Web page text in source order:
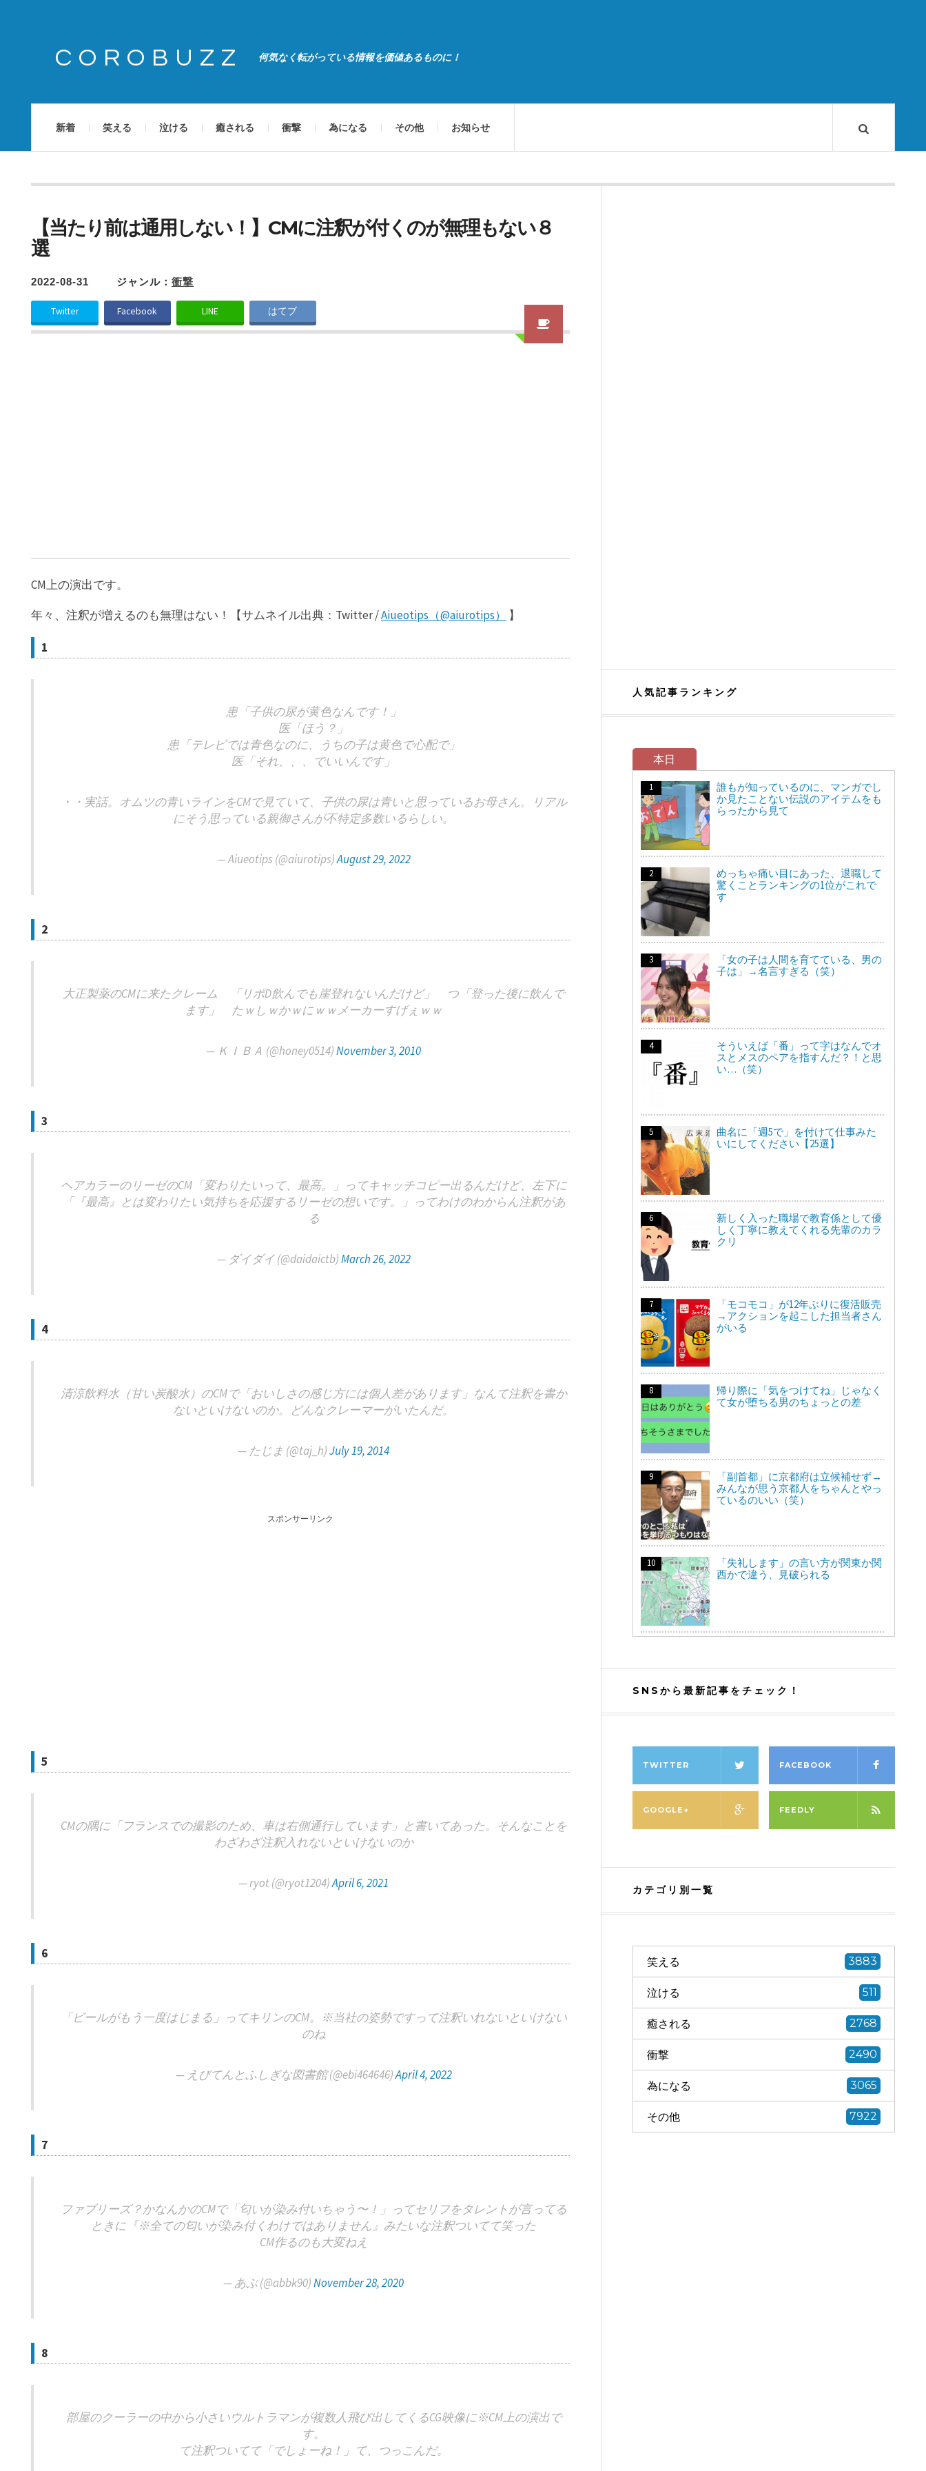
COROBUZZ 何気なく転がっている情報を価値あるものに！
新着 笑える 泣ける 癒される 衝撃 為になる その他 お知らせ
【当たり前は通用しない！】CMに注釈が付くのが無理もない８
選
2022-08-31 ジャンル： 衝撃
Twitter Facebook LINE はてブ
CM上の演出です。
年々、注釈が増えるのも無理はない！【サムネイル出典：Twitter /Aiueotips（@aiurotips） 】
1
患「子供の尿が黄色なんです！」
医「ほう？」
患「テレビでは青色なのに、うちの子は黄色で心配で」
医「それ、、、でいいんです」
・・実話。オムツの青いラインをCMで見ていて、子供の尿は青いと思っているお母さん。リアル
にそう思っている親御さんが不特定多数いるらしい。
— Aiueotips (@aiurotips)August 29, 2022
2
大正製薬のCMに来たクレーム 「リポD飲んでも崖登れないんだけど」 つ「登った後に飲んで
ます」 たｗしｗかｗにｗｗメーカーすげぇｗｗ
— ＫＩＢＡ (@honey0514)November 3, 2010
3
ヘアカラーのリーゼのCM「変わりたいって、最高。」ってキャッチコピー出るんだけど、左下に
「『最高』とは変わりたい気持ちを応援するリーゼの想いです。」ってわけのわからん注釈があ
る
— ダイダイ (@daidaictb)March 26, 2022
4
清涼飲料水（甘い炭酸水）のCMで「おいしさの感じ方には個人差があります」なんて注釈を書か
ないといけないのか。どんなクレーマーがいたんだ。
— たじま (@taj_h)July 19, 2014
スポンサーリンク
5
CMの隅に「フランスでの撮影のため、車は右側通行しています」と書いてあった。そんなことを
わざわざ注釈入れないといけないのか
— ryot (@ryot1204)April 6, 2021
6
「ビールがもう一度はじまる」ってキリンのCM。※当社の姿勢ですって注釈いれないといけない
のね
— えびてんとふしぎな図書館 (@ebi464646)April 4, 2022
7
ファブリーズ？かなんかのCMで「匂いが染み付いちゃう〜！」ってセリフをタレントが言ってる
ときに『※全ての匂いが染み付くわけではありません』みたいな注釈ついてて笑った
CM作るのも大変ねえ
— あぶ (@abbk90)November 28, 2020
8
部屋のクーラーの中から小さいウルトラマンが複数人飛び出してくるCG映像に※CM上の演出で
す。
て注釈ついてて「でしょーね！」て、つっこんだ。
人気記事ランキング
本日
誰もが知っているのに、マンガでし
か見たことない伝説のアイテムをも
らったから見て
めっちゃ痛い目にあった、退職して
驚くことランキングの1位がこれで
す
「女の子は人間を育てている、男の
子は」→名言すぎる（笑）
そういえば「番」って字はなんでオ
スとメスのペアを指すんだ？！と思
い…（笑）
曲名に「週5で」を付けて仕事みた
いにしてください【25選】
新しく入った職場で教育係として優
しく丁寧に教えてくれる先輩のカラ
クリ
「モコモコ」が12年ぶりに復活販売
→アクションを起こした担当者さん
がいる
帰り際に「気をつけてね」じゃなく
て女が堕ちる男のちょっとの差
「副首都」に京都府は立候補せず→
みんなが思う京都人をちゃんとやっ
ているのいい（笑）
「失礼します」の言い方が関東か関
西かで違う、見破られる
SNSから最新記事をチェック！
TWITTER FACEBOOK
GOOGLE+ FEEDLY
カテゴリ別一覧
笑える 3883
泣ける 511
癒される 2768
衝撃 2490
為になる 3065
その他 7922